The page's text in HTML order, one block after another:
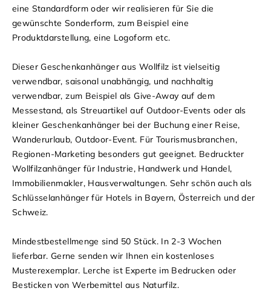
eine Standardform oder wir realisieren für Sie die
gewünschte Sonderform, zum Beispiel eine
Produktdarstellung, eine Logoform etc.
Dieser Geschenkanhänger aus Wollfilz ist vielseitig
verwendbar, saisonal unabhängig, und nachhaltig
verwendbar, zum Beispiel als Give-Away auf dem
Messestand, als Streuartikel auf Outdoor-Events oder als
kleiner Geschenkanhänger bei der Buchung einer Reise,
Wanderurlaub, Outdoor-Event. Für Tourismusbranchen,
Regionen-Marketing besonders gut geeignet. Bedruckter
Wollfilzanhänger für Industrie, Handwerk und Handel,
Immobilienmakler, Hausverwaltungen. Sehr schön auch als
Schlüsselanhänger für Hotels in Bayern, Österreich und der
Schweiz.
Mindestbestellmenge sind 50 Stück. In 2-3 Wochen
lieferbar. Gerne senden wir Ihnen ein kostenloses
Musterexemplar. Lerche ist Experte im Bedrucken oder
Besticken von Werbemittel aus Naturfilz.